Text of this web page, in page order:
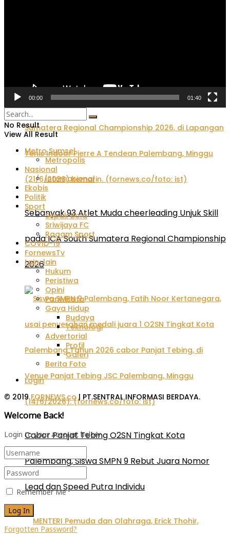
Sebanyak 93 Atlet Muda cheerleading Unjuk Skill
pada ICA South Sumatera Regional Championship
2026
Cabor Panjat Tebing O2SN Tingkat Kota
Palembang, Siswa SMPN 9 Rebut Juara Nomor
Lead dan Speed Putra Individu
00:00 01:40
No Result
View All Result
Metro Sumsel
Metropolis
Nasional
Internasional
Ekobis
Politik
Sport
Sepak Bola
Sriwijaya FC
Ragam Sport
COVID-19
FornewsTv
Lain-lain
Hukum
Peristiwa
Opini
Pariwisata
Gaya Hidup
Budaya
Teknologi
Advertorial
Profil
Galeri
Berita Foto
Login
© 2019FORNEWS.co| PT.SENTRAL INFORMASI BERDAYA.
Welcome Back!
Login to your account below
Remember Me
Forgotten Password?